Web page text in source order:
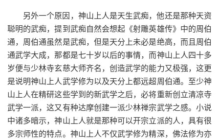
另外一个原因，神山上人是天生武痴，他还是那种天资
聪明的武痴，提到武痴自然会想起《射雕英雄传》中的周伯
通，周伯通虽然是武痴，但是天分上未必是绝高，而且周伯
通武学大成，那都是七十岁以后的事情，而神山上人四十多
岁便与少林寺玄慈大师齐名，创造武学的能力又极强，这更
是说明神山上人武学修为以及天分上都远超周伯通。至少神
山上人在精研这些学到的新武学之后，必将重新创立清凉寺
武学一派，这又有种达摩创建一派少林禅宗武学之感。小说
中诸多暗示，神山上人就是那种可以开宗立派的人，具有很
多宗师性的特点。神山上人不仅武学修为精深，佛法修为亦